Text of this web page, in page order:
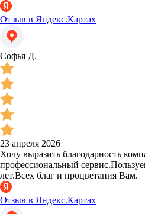
Отзыв в Яндекс.Картах
Софья Д.
23 апреля 2026
Хочу выразить благодарность
профессиональный
лет.Всех благ и процветания Вам.
Отзыв в Яндекс.Картах